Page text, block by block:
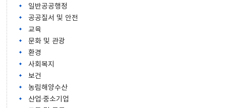
일반공공행정
공공질서 및 안전
교육
문화 및 관광
환경
사회복지
보건
농림해양수산
산업·중소기업